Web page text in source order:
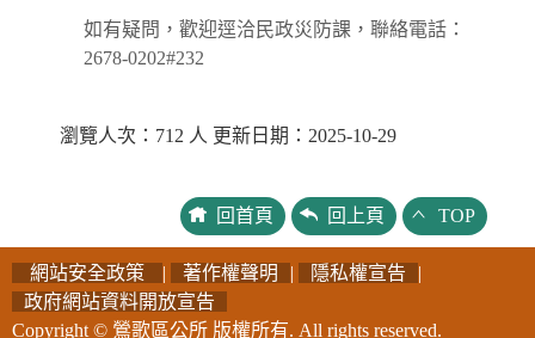
如有疑問，歡迎逕洽民政災防課，聯絡電話：
2678-0202#232
瀏覽人次：712 人 更新日期：2025-10-29
回首頁 回上頁 TOP
網站安全政策 | 著作權聲明 | 隱私權宣告
|
政府網站資料開放宣告
Copyright © 鶯歌區公所 版權所有. All rights reserved.